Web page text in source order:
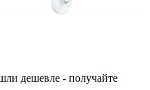
дешевле - получайте